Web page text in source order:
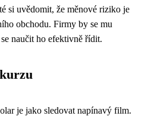
si uvědomit, že měnové riziko je
obchodu. Firmy by se mu
naučit ho efektivně řídit.
je jako sledovat napínavý film.